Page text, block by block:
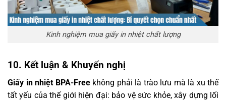
Kinh nghiệm mua giấy in nhiệt chất lượng
10. Kết luận & Khuyến nghị
Giấy in nhiệt BPA-Freekhông phải là trào lưu mà là xu thế
tất yếu của thế giới hiện đại: bảo vệ sức khỏe, xây dựng lối